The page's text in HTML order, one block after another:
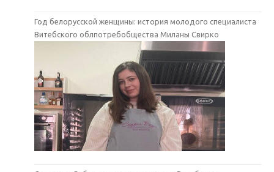
Год белорусской женщины: история молодого специалиста
Витебского облпотребобщества Миланы Свирко